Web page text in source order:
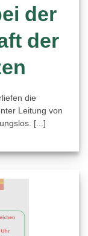
der
der
die
Leitung von
[...]